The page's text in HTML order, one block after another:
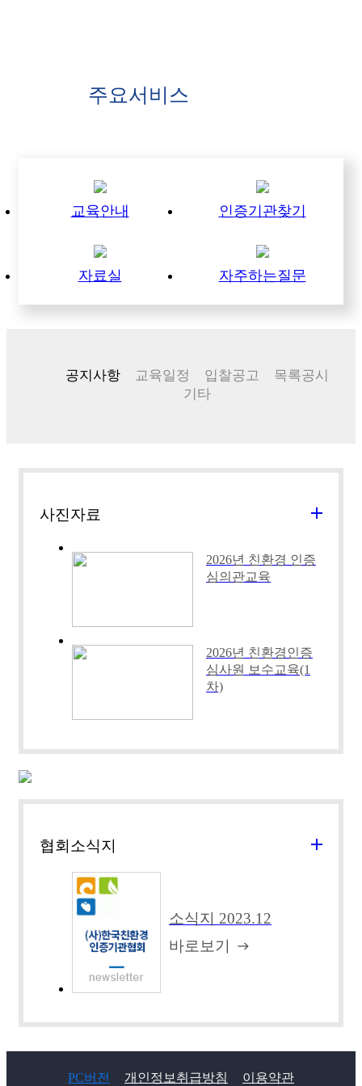
주요서비스
교육안내 인증기관찾기
자료실 자주하는질문
공지사항 교육일정 입찰공고
목록공시
기타
사진자료
2026년 친환경 인증
심의관교육
2026년 친환경인증
심사원 보수교육(1
차)
add
협회소식지
소식지 2023.12
바로보기
east
add
PC버전 개인정보취급방침 이용약관